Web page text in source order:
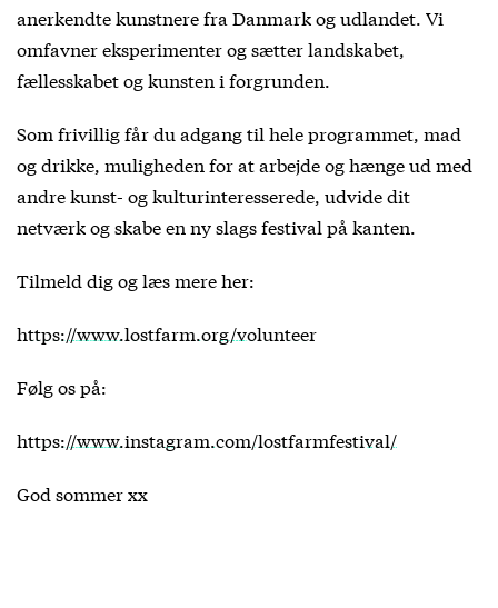
anerkendte kunstnere fra Danmark og udlandet. Vi
omfavner eksperimenter og sætter landskabet,
fællesskabet og kunsten i forgrunden.
Som frivillig får du adgang til hele programmet, mad
og drikke, muligheden for at arbejde og hænge ud med
andre kunst- og kulturinteresserede, udvide dit
netværk og skabe en ny slags festival på kanten.
Tilmeld dig og læs mere her:
https://www.lostfarm.org/volunteer
Følg os på:
https://www.instagram.com/lostfarmfestival/
God sommer xx